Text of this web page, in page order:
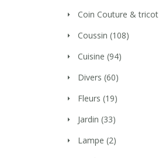
Coin Couture & tricot
Coussin (108)
Cuisine (94)
Divers (60)
Fleurs (19)
Jardin (33)
Lampe (2)